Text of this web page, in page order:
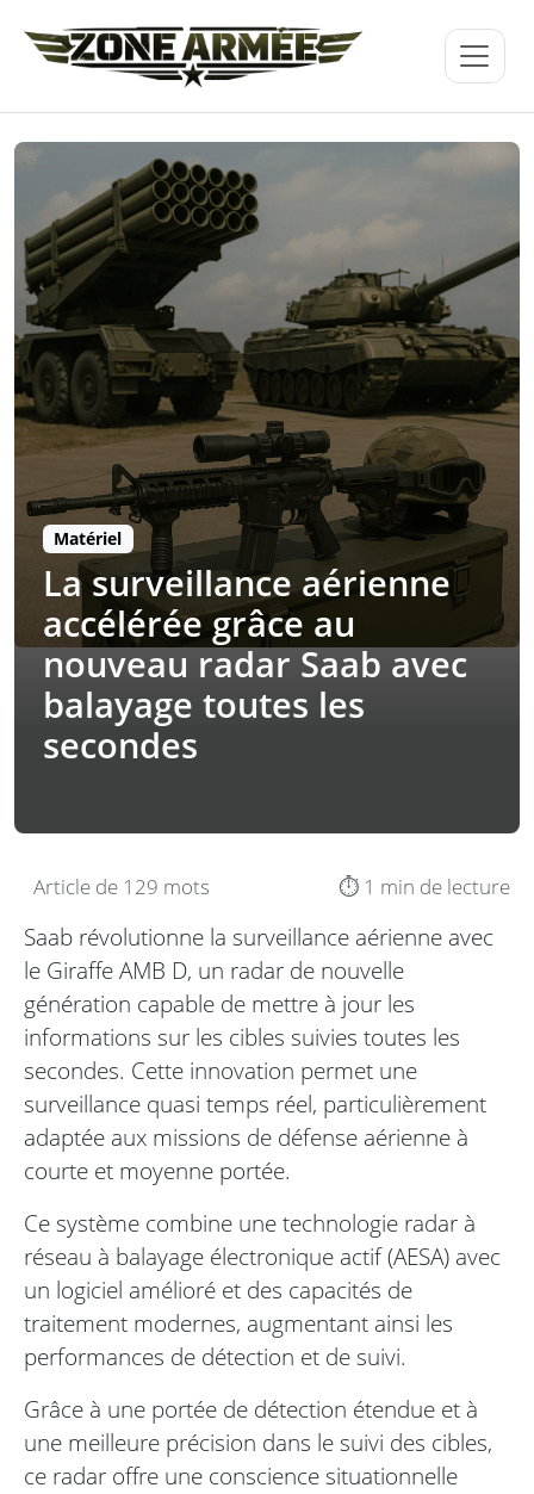
Matériel
La surveillance aérienne
accélérée grâce au
nouveau radar Saab avec
balayage toutes les
secondes
Article de 129 mots ⏱️ 1 min de lecture
Saab révolutionne la surveillance aérienne avec
le Giraffe AMB D, un radar de nouvelle
génération capable de mettre à jour les
informations sur les cibles suivies toutes les
secondes. Cette innovation permet une
surveillance quasi temps réel, particulièrement
adaptée aux missions de défense aérienne à
courte et moyenne portée.
Ce système combine une technologie radar à
réseau à balayage électronique actif (AESA) avec
un logiciel amélioré et des capacités de
traitement modernes, augmentant ainsi les
performances de détection et de suivi.
Grâce à une portée de détection étendue et à
une meilleure précision dans le suivi des cibles,
ce radar offre une conscience situationnelle